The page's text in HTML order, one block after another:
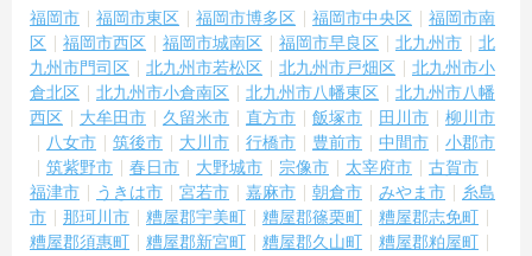
福岡市 福岡市東区 福岡市博多区 福岡市中央区
福岡市南
区
福岡市西区 福岡市城南区 福岡市早良区 北九州市
北
九州市門司区
北九州市若松区 北九州市戸畑区
北九州市小
倉北区
北九州市小倉南区 北九州市八幡東区
北九州市八幡
西区
大牟田市 久留米市 直方市 飯塚市 田川市
柳川市
八女市
筑後市 大川市 行橋市 豊前市 中間市
小郡市
筑紫野市
春日市 大野城市 宗像市 太宰府市
古賀市
福津市
うきは市 宮若市 嘉麻市 朝倉市 みやま市
糸島
市
那珂川市 糟屋郡宇美町 糟屋郡篠栗町
糟屋郡志免町
糟屋郡須惠町
糟屋郡新宮町 糟屋郡久山町 糟屋郡粕屋町